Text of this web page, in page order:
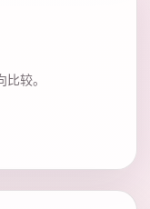
较。